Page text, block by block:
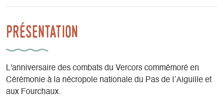
Présentation
L'anniversaire des combats du Vercors commémoré en
Cérémonie à la nécropole nationale du Pas de l’Aiguille et
aux Fourchaux.